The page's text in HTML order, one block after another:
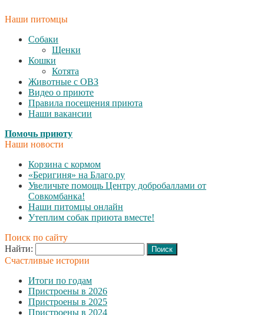
Наши питомцы
Собаки
Щенки
Кошки
Котята
Животные с ОВЗ
Видео о приюте
Правила посещения приюта
Наши вакансии
Помочь приюту
Наши новости
Корзина с кормом
«Беригиня» на Благо.ру
Увеличьте помощь Центру добробаллами от
Совкомбанка!
Наши питомцы онлайн
Утеплим собак приюта вместе!
Поиск по сайту
Найти:
Счастливые истории
Итоги по годам
Пристроены в 2026
Пристроены в 2025
Пристроены в 2024